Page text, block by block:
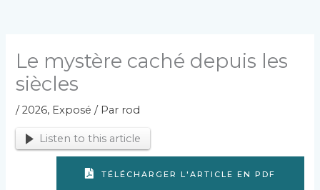
Le mystère caché depuis les
siècles
/2026, Exposé / Par rod
Listen to this article
TÉLÉCHARGER L'ARTICLE EN PDF